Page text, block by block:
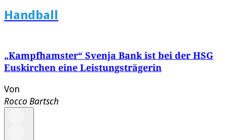
Handball
„Kampfhamster“ Svenja Bank ist bei der HSG
Euskirchen eine Leistungsträgerin
Von
Rocco Bartsch